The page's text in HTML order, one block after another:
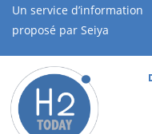
Un service d’information
proposé par Seiya